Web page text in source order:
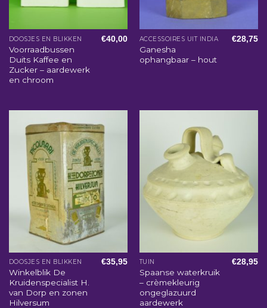
DOOSJES EN BLIKKEN
Voorraadbussen
Duits Kaffee en
Zucker – aardewerk
en chroom
€40,00 ACCESSOIRES UIT INDIA
Ganesha
ophangbaar – hout
€28,75
DOOSJES EN BLIKKEN
Winkelblik De
Kruidenspecialist H.
van Dorp en zonen
Hilversum
€35,95 TUIN
Spaanse waterkruik
– crèmekleurig
ongeglazuurd
aardewerk
€28,95